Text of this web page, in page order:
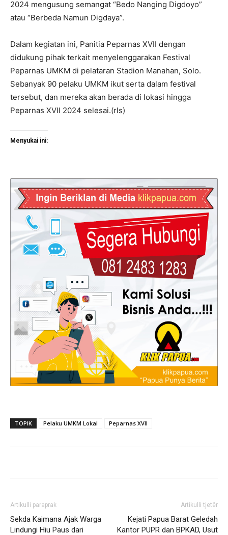
2024 mengusung semangat “Bedo Nanging Digdoyo”
atau “Berbeda Namun Digdaya”.
Dalam kegiatan ini, Panitia Peparnas XVII dengan
didukung pihak terkait menyelenggarakan Festival
Peparnas UMKM di pelataran Stadion Manahan, Solo.
Sebanyak 90 pelaku UMKM ikut serta dalam festival
tersebut, dan mereka akan berada di lokasi hingga
Peparnas XVII 2024 selesai.(rls)
Menyukai ini:
TOPIK Pelaku UMKM Lokal Peparnas XVII
Artikulli paraprak
Sekda Kaimana Ajak Warga
Lindungi Hiu Paus dari
Artikulli tjetër
Kejati Papua Barat Geledah
Kantor PUPR dan BPKAD, Usut